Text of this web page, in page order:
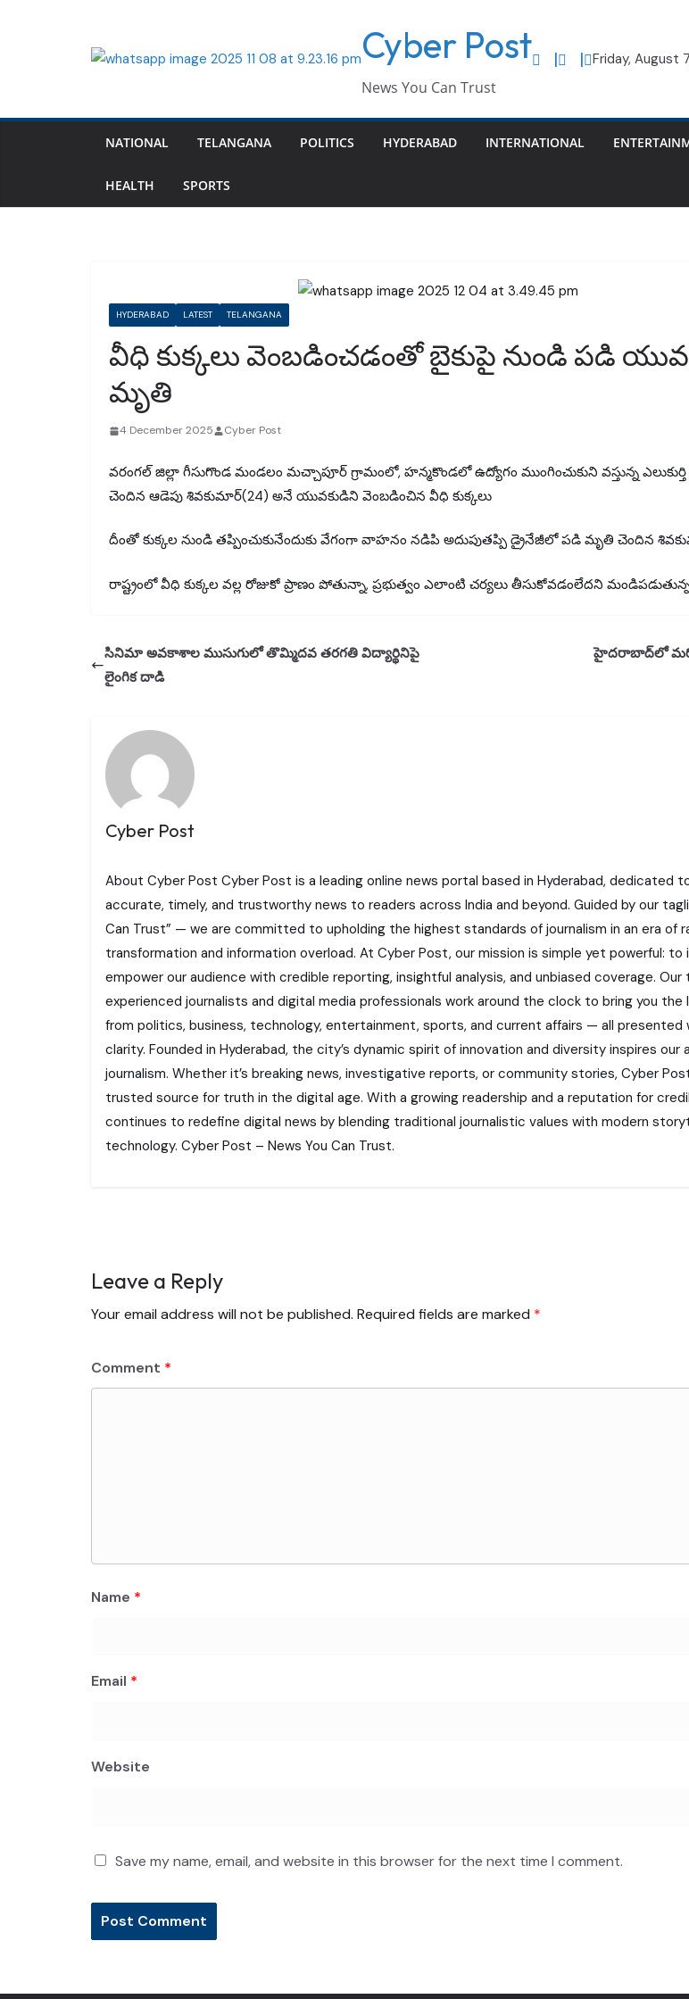
Cyber Post
News You Can Trust
Friday, August
NATIONAL TELANGANA POLITICS HYDERABAD INTERNATIONAL
HEALTH SPORTS
HYDERABAD LATEST TELANGANA
వీధి కుక్కలు వెంబడించడంతో బైకుపై నుండి పడి
మృతి
4 December 2025 Cyber Post
వరంగల్ జిల్లా గీసుగొండ మండలం మచ్చాపూర్ గ్రామంలో, హన్మకొండలో ఉద్యోగం ముంగించుకుని వస్తున్న
చెందిన ఆడెపు శివకుమార్(24) అనే యువకుడిని వెంబడించిన వీధి కుక్కలు
దీంతో కుక్కల నుండి తప్పించుకునేందుకు వేగంగా వాహనం నడిపి అదుపుతప్పి డ్రైనేజీలో పడి మృతి చెందిన
రాష్ట్రంలో వీధి కుక్కల వల్ల రోజుకో ప్రాణం పోతున్నా, ప్రభుత్వం ఎలాంటి చర్యలు తీసుకోవడంలేదని మండిపడుతున్న
సినిమా అవకాశాల ముసుగులో తొమ్మిదవ తరగతి విద్యార్థినిపై
లైంగిక దాడి
హైదరాబాద్‌లో
Cyber Post
About Cyber Post Cyber Post is a leading online news portal based in Hyderabad, dedicated
accurate, timely, and trustworthy news to readers across India and beyond. Guided by our
Can Trust” — we are committed to upholding the highest standards of journalism in an era of
transformation and information overload. At Cyber Post, our mission is simple yet powerful: to
empower our audience with credible reporting, insightful analysis, and unbiased coverage. Our
experienced journalists and digital media professionals work around the clock to bring you
from politics, business, technology, entertainment, sports, and current affairs — all presented
clarity. Founded in Hyderabad, the city’s dynamic spirit of innovation and diversity inspires our
journalism. Whether it’s breaking news, investigative reports, or community stories, Cyber
trusted source for truth in the digital age. With a growing readership and a reputation for
continues to redefine digital news by blending traditional journalistic values with modern
technology. Cyber Post – News You Can Trust.
Leave a Reply
Your email address will not be published. Required fields are marked *
Comment *
Name *
Email *
Website
Save my name, email, and website in this browser for the next time I comment.